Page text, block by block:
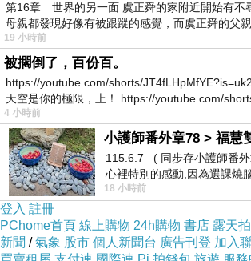
一北隘勇古道登山口的產業道路
走過的經驗分享），距離此處大約
上上下下⋯⋯
取右，當然是取右囉！當時怎知未
北隘勇里程標示牌。每隔100m標
第16章 世界的另一面 虞正舜的家附近開始有不
母親都發現好像有被跟蹤的感覺，而虞正舜的父
19 小時前
被擱倒了，百份百。
https://youtube.com/shorts/
天空是你的極限，上！ https://youtube.com/
4 小時前
115.6.7 ( 同步存小護師番
心裡特別的感動,因為選課燒
智課的她,特來傾
18 小時前
登入 註冊
PChome首頁 線上購物 24h購物 書店 露天
新聞 /氣象 股市 個人新聞台 廣告刊登 加入